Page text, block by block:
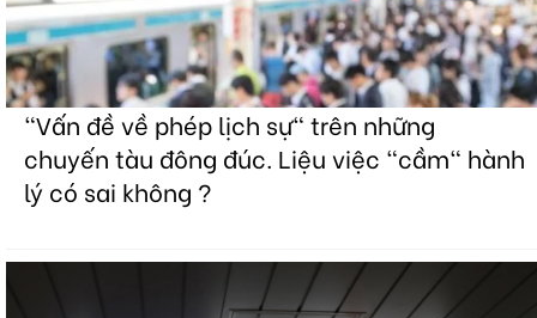
"Vấn đề về phép lịch sự" trên những
chuyến tàu đông đúc. Liệu việc "cầm" hành
lý có sai không ?